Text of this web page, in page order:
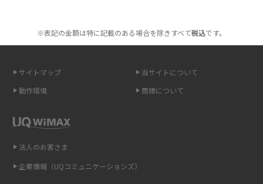
無制限で利用できるポケット型Wi-Fiは？選び方や通信費を抑える方法も紹
ポケット型Wi-Fi（モバイルWi-Fi）とは？おススメする方の特徴や選び方を
即日受け取りできるポケット型Wi-Fiはある？すぐに使うための方法や注意
ONU（光回線終端装置）とは？モデム・ルーター・ホームゲートウェイと
※表記の金額は特に記載のある場合を除きすべて税込です。
サイトマップ
当サイトについて
動作環境
商標について
法人のお客さま
企業情報（UQコミュニケーションズ）